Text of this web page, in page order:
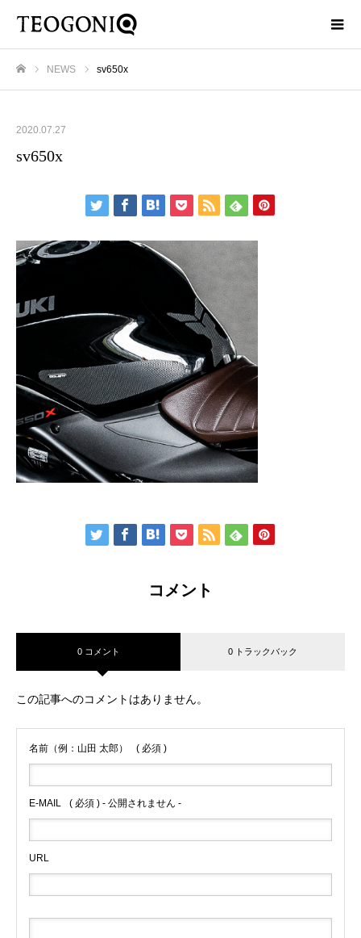
NEWS sv650x
2020.07.27
sv650x
コメント
0 コメント 0 トラックバック
この記事へのコメントはありません。
名前（例：山田 太郎） ( 必須 )
E-MAIL ( 必須 ) - 公開されません -
URL